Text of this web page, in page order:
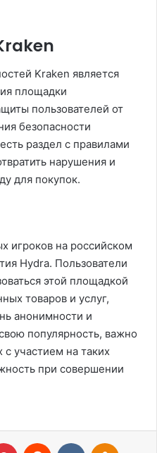
Kraken является
площадки
пользователей от
безопасности
раздел с правилами
нарушения и
для покупок.
игроков на российском
Hydra. Пользователи
этой площадкой
товаров и услуг,
анонимности и
популярность, важно
с участием на таких
при совершении
Pinterest Reddit